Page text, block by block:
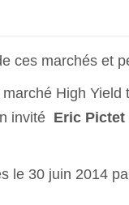
ces marchés et
High Yield
invité Eric Pictet
le 30 juin 2014